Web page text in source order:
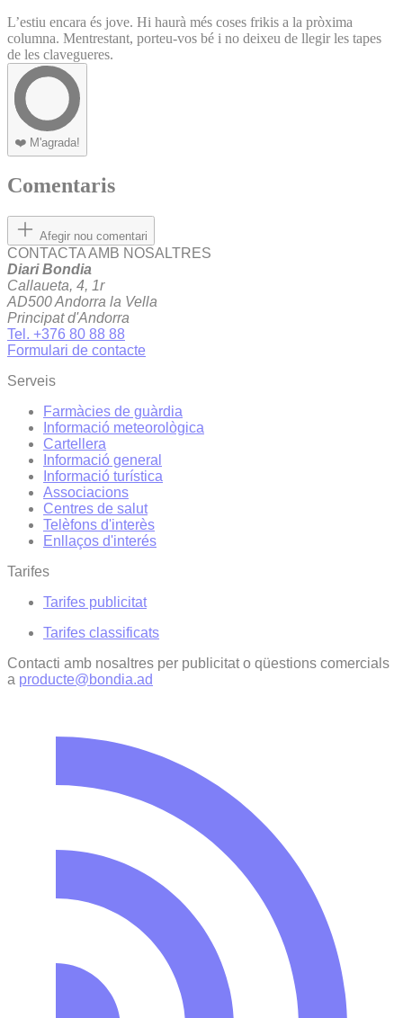
L’estiu encara és jove. Hi haurà més coses frikis a la pròxima
columna. Mentrestant, porteu-vos bé i no deixeu de llegir les tapes
de les clavegueres.
❤️ M'agrada!
Comentaris
Afegir nou comentari
CONTACTA AMB NOSALTRES
Diari Bondia
Callaueta, 4, 1r
AD500 Andorra la Vella
Principat d'Andorra
Tel. +376 80 88 88
Formulari de contacte
Serveis
Farmàcies de guàrdia
Informació meteorològica
Cartellera
Informació general
Informació turística
Associacions
Centres de salut
Telèfons d'interès
Enllaços d'interés
Tarifes
Tarifes publicitat
Tarifes classificats
Contacti amb nosaltres per publicitat o qüestions comercials
a producte@bondia.ad